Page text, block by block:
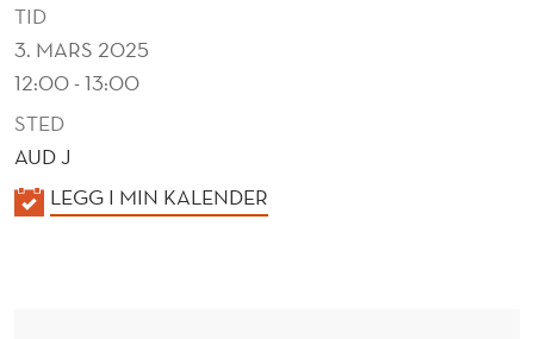
TID
3. MARS 2025
12:00 - 13:00
STED
AUD J
K
LEGG I MIN KALENDER